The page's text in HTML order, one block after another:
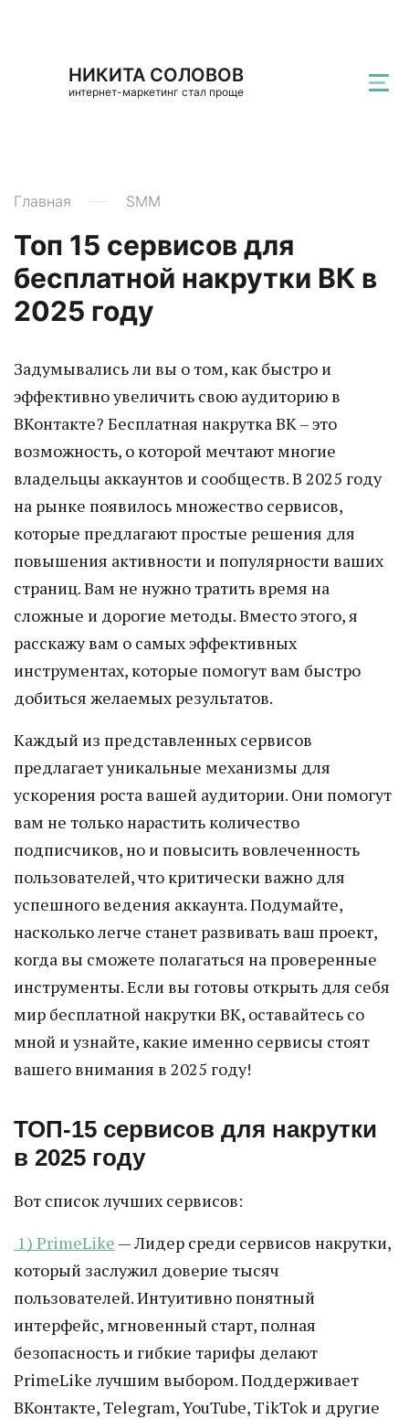
НИКИТА СОЛОВОВ
интернет-маркетинг стал проще
Главная SMM
Топ 15 сервисов для
бесплатной накрутки ВК в
2025 году
Задумывались ли вы о том, как быстро и
эффективно увеличить свою аудиторию в
ВКонтакте? Бесплатная накрутка ВК – это
возможность, о которой мечтают многие
владельцы аккаунтов и сообществ. В 2025 году
на рынке появилось множество сервисов,
которые предлагают простые решения для
повышения активности и популярности ваших
страниц. Вам не нужно тратить время на
сложные и дорогие методы. Вместо этого, я
расскажу вам о самых эффективных
инструментах, которые помогут вам быстро
добиться желаемых результатов.
Каждый из представленных сервисов
предлагает уникальные механизмы для
ускорения роста вашей аудитории. Они помогут
вам не только нарастить количество
подписчиков, но и повысить вовлеченность
пользователей, что критически важно для
успешного ведения аккаунта. Подумайте,
насколько легче станет развивать ваш проект,
когда вы сможете полагаться на проверенные
инструменты. Если вы готовы открыть для себя
мир бесплатной накрутки ВК, оставайтесь со
мной и узнайте, какие именно сервисы стоят
вашего внимания в 2025 году!
ТОП-15 сервисов для накрутки
в 2025 году
Вот список лучших сервисов:
1) PrimeLike — Лидер среди сервисов накрутки,
который заслужил доверие тысяч
пользователей. Интуитивно понятный
интерфейс, мгновенный старт, полная
безопасность и гибкие тарифы делают
PrimeLike лучшим выбором. Поддерживает
ВКонтакте, Telegram, YouTube, TikTok и другие